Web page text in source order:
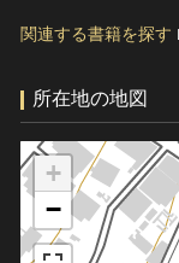
関連する書籍を探す
所在地の地図
+
−